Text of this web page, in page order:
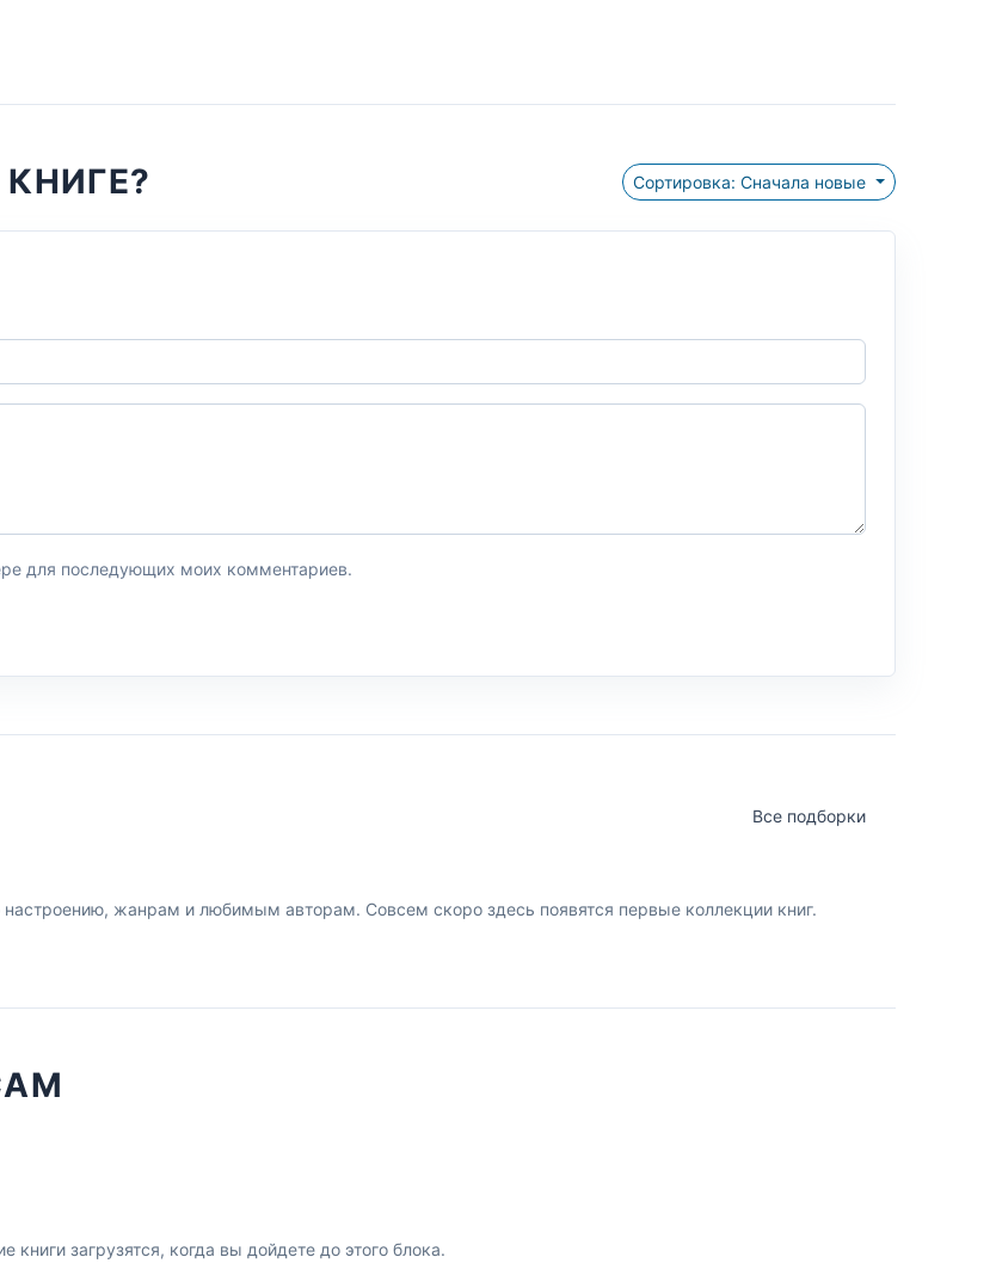
Сортировка: Сначала новые
для последующих моих комментариев.
Все подборки
жанрам и любимым авторам. Совсем скоро здесь появятся первые коллекции книг.
книги загрузятся, когда вы дойдете до этого блока.